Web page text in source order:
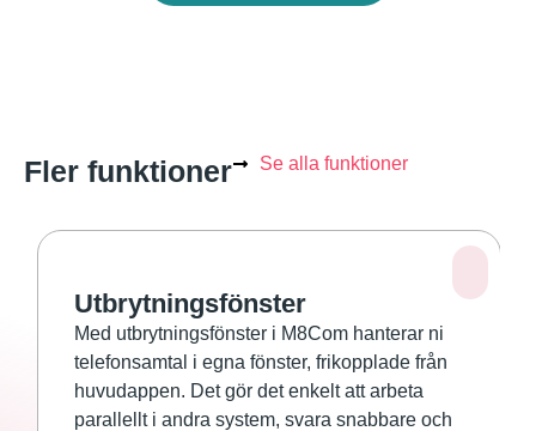
Fler funktioner Se alla funktioner
Utbrytningsfönster
Med utbrytningsfönster i M8Com hanterar ni
telefonsamtal i egna fönster, frikopplade från
huvudappen. Det gör det enkelt att arbeta
parallellt i andra system, svara snabbare och